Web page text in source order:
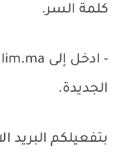
كلمة السر.
- ادخل إلى
الجديدة.
بتفعيلكم البريد